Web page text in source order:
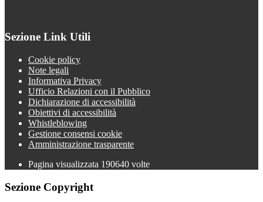
Sezione Link Utili
Cookie policy
Note legali
Informativa Privacy
Ufficio Relazioni con il Pubblico
Dichiarazione di accessibilità
Obiettivi di accessibilità
Whistleblowing
Gestione consensi cookie
Amministrazione trasparente
Pagina visualizzata 190640 volte
Sezione Copyright